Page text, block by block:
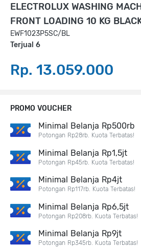
ELECTROLUX WASHING
FRONT LOADING 10 KG
EWF1023P5SC/BL
Terjual 6
Rp. 13.059.000
PROMO VOUCHER
Minimal Belanja Rp500rb
Potongan Rp28rb. Kuota Terbatas!
Minimal Belanja Rp1,5jt
Potongan Rp45rb. Kuota Terbatas!
Minimal Belanja Rp4jt
Potongan Rp117rb. Kuota Terbatas!
Minimal Belanja Rp6,5jt
Potongan Rp208rb. Kuota Terbatas!
Minimal Belanja Rp9jt
Potongan Rp345rb. Kuota Terbatas!